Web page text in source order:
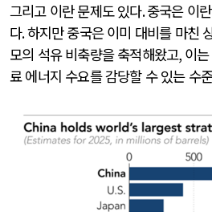
그리고 이란 문제도 있다.중국은 이
다.하지만 중국은 이미 대비를 마친
모의 석유 비축량을 축적해왔고, 이
료 에너지 수요를 감당할 수 있는 수